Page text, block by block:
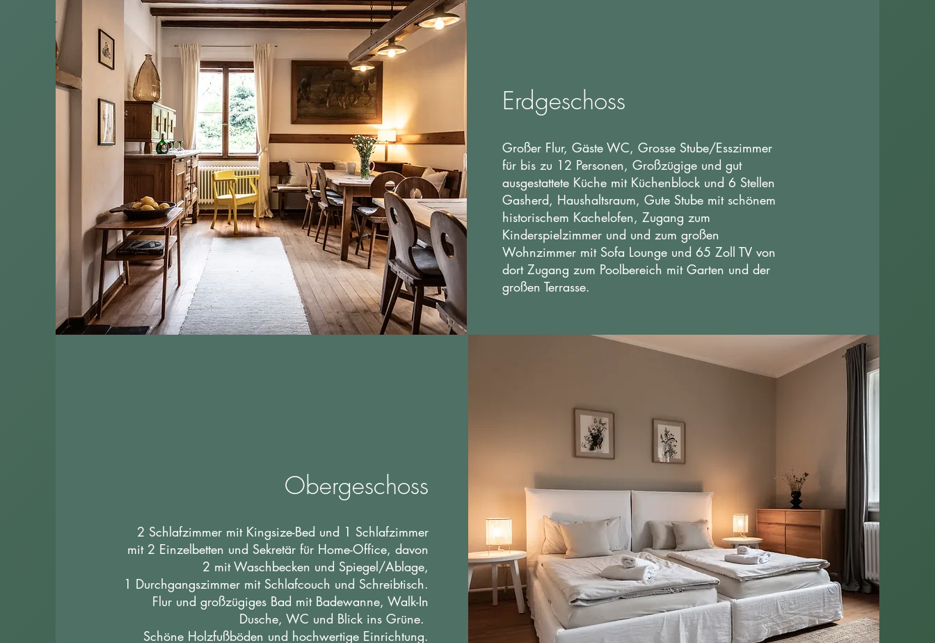
Erdgeschoss
Großer Flur, Gäste WC, Grosse Stube/Esszimmer
für bis zu 12 Personen, Großzügige und gut
ausgestattete Küche mit Küchenblock und 6 Stellen
Gasherd, Haushaltsraum, Gute Stube mit schönem
historischem Kachelofen, Zugang zum
Kinderspielzimmer und und zum großen
Wohnzimmer mit Sofa Lounge und 65 Zoll TV von
dort Zugang zum Poolbereich mit Garten und der
großen Terrasse.
Obergeschoss
2 Schlafzimmer mit Kingsize-Bed und 1 Schlafzimmer
mit 2 Einzelbetten und Sekretär für Home-Office, davon
2 mit Waschbecken und Spiegel/Ablage,
1 Durchgangszimmer mit Schlafcouch und Schreibtisch.
Flur und großzügiges Bad mit Badewanne, Walk-In
Dusche, WC und Blick ins Grüne.
Schöne Holzfußböden und hochwertige Einrichtung.